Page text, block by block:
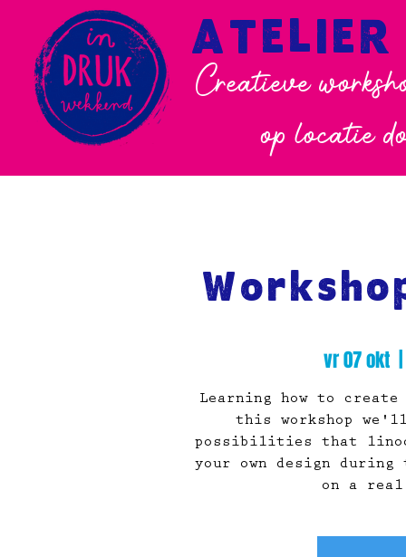
Creatieve
op locatie
vr 07 okt
Learning how to
this workshop
possibilities that
your own design
on a